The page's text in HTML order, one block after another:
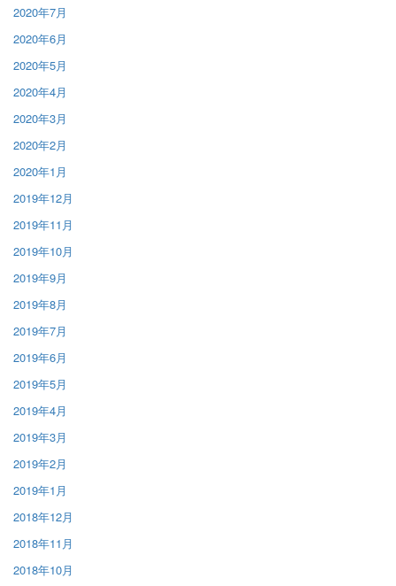
2020年7月
2020年6月
2020年5月
2020年4月
2020年3月
2020年2月
2020年1月
2019年12月
2019年11月
2019年10月
2019年9月
2019年8月
2019年7月
2019年6月
2019年5月
2019年4月
2019年3月
2019年2月
2019年1月
2018年12月
2018年11月
2018年10月